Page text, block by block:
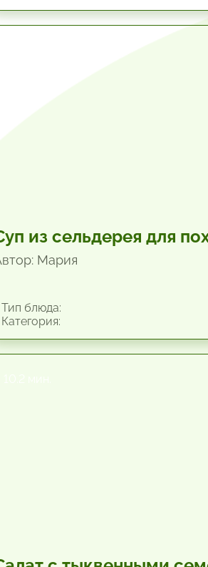
из сельдерея для
Мария
блюда: